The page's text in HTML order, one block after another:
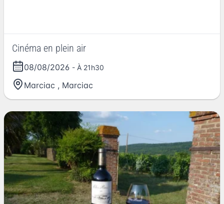
Cinéma en plein air
08/08/2026 - À 21h30
Marciac , Marciac